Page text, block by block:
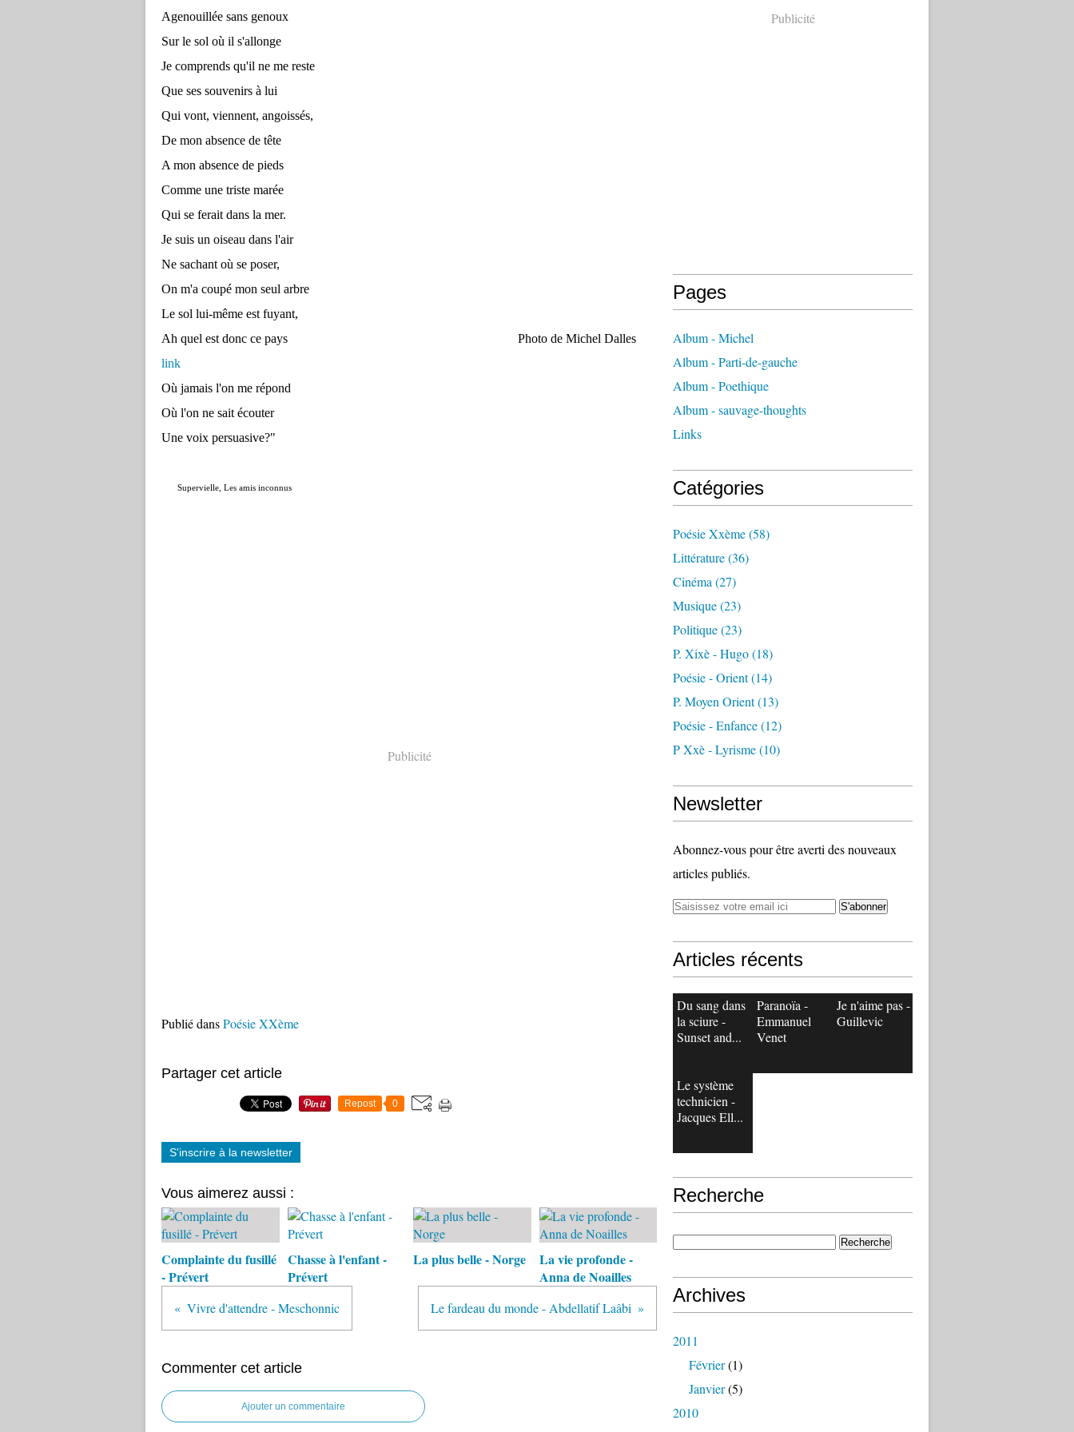
Agenouillée sans genoux
Sur le sol où il s'allonge
Je comprends qu'il ne me reste
Que ses souvenirs à lui
Qui vont, viennent, angoissés,
De mon absence de tête
A mon absence de pieds
Comme une triste marée
Qui se ferait dans la mer.
Je suis un oiseau dans l'air
Ne sachant où se poser,
On m'a coupé mon seul arbre
Le sol lui-même est fuyant,
Ah quel est donc ce pays Photo de Michel Dalles
link
Où jamais l'on me répond
Où l'on ne sait écouter
Une voix persuasive?"
Supervielle, Les amis inconnus
Publicité
Publié dansPoésie XXème
Partager cet article
Repost 0
S'inscrire à la newsletter
Vous aimerez aussi :
Complainte du fusillé
- Prévert
Chasse à l'enfant -
Prévert
La plus belle - Norge
La vie profonde -
Anna de Noailles
Vivre d'attendre - Meschonnic Le fardeau du monde - Abdellatif Laâbi
Commenter cet article
Ajouter un commentaire
Publicité
Pages
Album - Michel
Album - Parti-de-gauche
Album - Poethique
Album - sauvage-thoughts
Links
Catégories
Poésie Xxème(58)
Littérature(36)
Cinéma (27)
Musique(23)
Politique(23)
P. Xixè - Hugo(18)
Poésie - Orient(14)
P. Moyen Orient(13)
Poésie - Enfance(12)
P Xxè - Lyrisme(10)
Newsletter
Abonnez-vous pour être averti des nouveaux
articles publiés.
Articles récents
Du sang dans
la sciure -
Sunset and...
Paranoïa -
Emmanuel
Venet
Je n'aime pas -
Guillevic
Le système
technicien -
Jacques Ell...
Recherche
Archives
2011
Février(1)
Janvier(5)
2010